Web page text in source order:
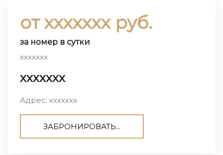
от ххххххх руб.
за номер в сутки
ххххххх
ххххххх
Адрес: ххххххх
ЗАБРОНИРОВАТЬ...